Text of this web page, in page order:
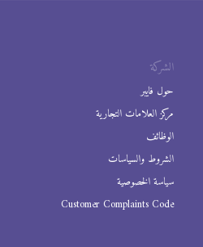
الشركة
حول فايبر
مركز العلامات التجارية
الوظائف
الشروط والسياسات
سياسة الخصوصية
Customer Complaints Code